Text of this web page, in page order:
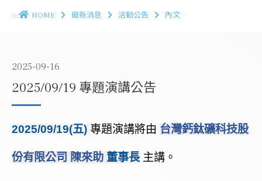
::: HOME 最新消息 活動公告 內文
2025-09-16
2025/09/19 專題演講公告
2025/09/19(五) 專題演講將由 台灣鈣鈦礦科技股
份有限公司 陳來助 董事長 主講 。